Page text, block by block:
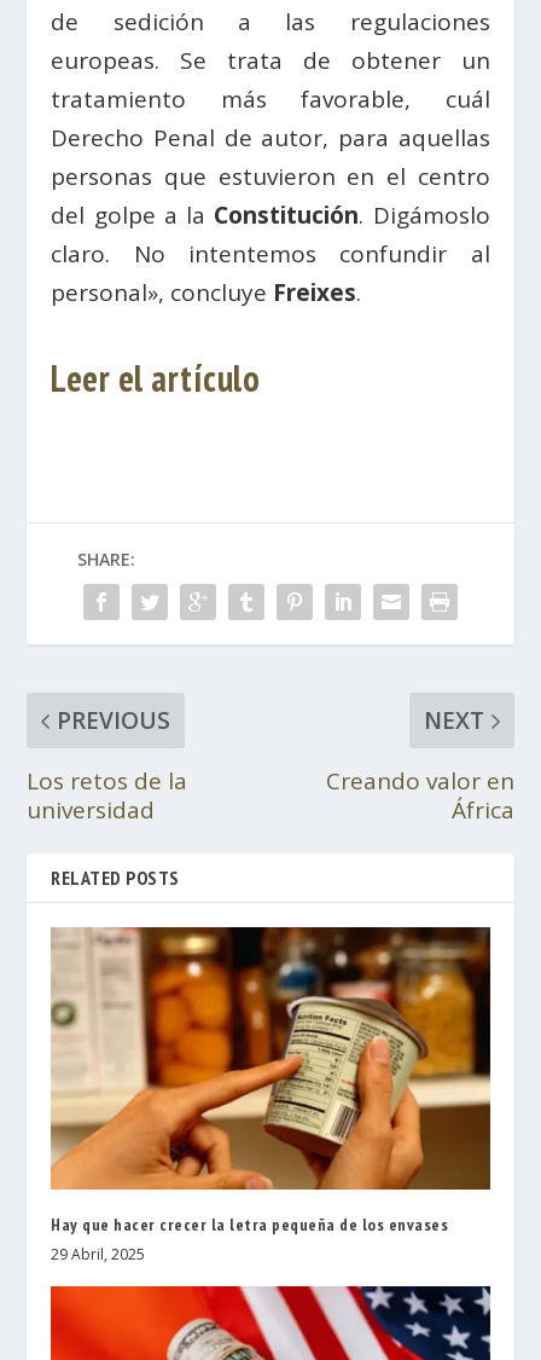
de sedición a las regulaciones
europeas. Se trata de obtener un
tratamiento más favorable, cuál
Derecho Penal de autor, para aquellas
personas que estuvieron en el centro
del golpe a la Constitución. Digámoslo
claro. No intentemos confundir al
personal», concluye Freixes.
Leer el artículo
SHARE:
PREVIOUS
Los retos de la
universidad
NEXT
Creando valor en
África
RELATED POSTS
Hay que hacer crecer la letra pequeña de los envases
29 Abril, 2025